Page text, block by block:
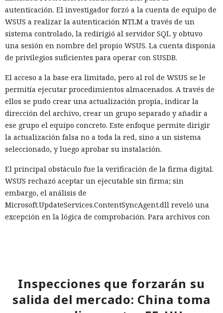
autenticación. El investigador forzó a la cuenta de equipo de
WSUS a realizar la autenticación NTLM a través de un
sistema controlado, la redirigió al servidor SQL y obtuvo
una sesión en nombre del propio WSUS. La cuenta disponía
de privilegios suficientes para operar con SUSDB.
El acceso a la base era limitado, pero al rol de WSUS se le
permitía ejecutar procedimientos almacenados. A través de
ellos se pudo crear una actualización propia, indicar la
dirección del archivo, crear un grupo separado y añadir a
ese grupo el equipo concreto. Este enfoque permite dirigir
la actualización falsa no a toda la red, sino a un sistema
seleccionado, y luego aprobar su instalación.
El principal obstáculo fue la verificación de la firma digital.
WSUS rechazó aceptar un ejecutable sin firma; sin
embargo, el análisis de
Microsoft.UpdateServices.ContentSyncAgent.dll reveló una
excepción en la lógica de comprobación. Para archivos con
de trabajo de prueba instaló la carga y se conectó con éxito
al servidor de control. Con la política de descarga e
Inspecciones que forzarán su
salida del mercado: China toma